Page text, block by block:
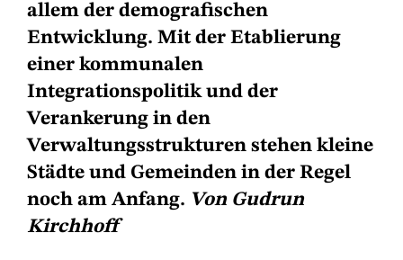
allem der demografischen
Entwicklung. Mit der Etablierung
einer kommunalen
Integrationspolitik und der
Verankerung in den
Verwaltungsstrukturen stehen kleine
Städte und Gemeinden in der Regel
noch am Anfang. Von Gudrun
Kirchhoff